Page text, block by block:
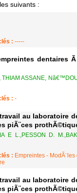
suivants :
: -----
dentaires
THIAM ASSANE,
: -
au laboratoire
piÃ¨ces
E L.,PESSON D.
: Empreintes -
au laboratoire
piÃ¨ces